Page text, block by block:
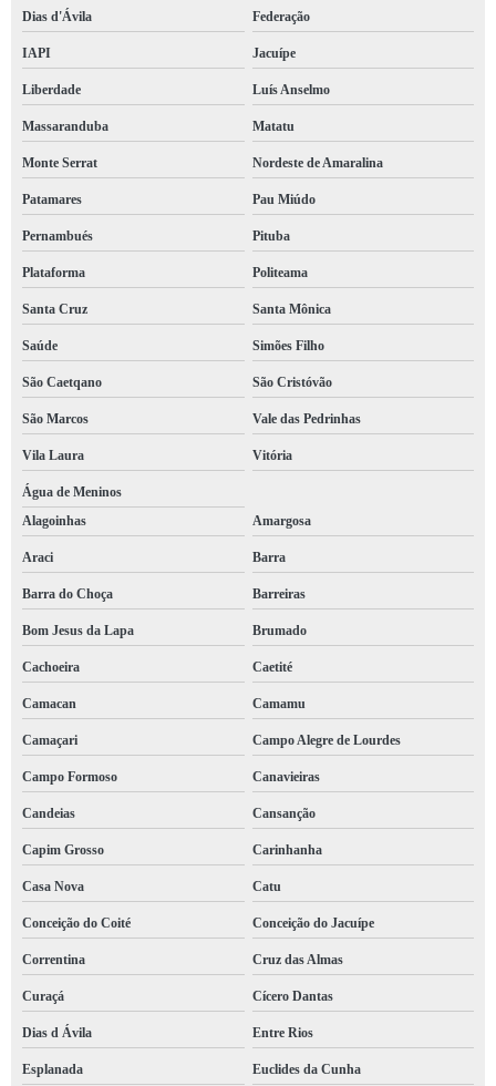
Dias d'Ávila Federação
IAPI Jacuípe
Liberdade Luís Anselmo
Massaranduba Matatu
Monte Serrat Nordeste de Amaralina
Patamares Pau Miúdo
Pernambués Pituba
Plataforma Politeama
Santa Cruz Santa Mônica
Saúde Simões Filho
São Caetqano São Cristóvão
São Marcos Vale das Pedrinhas
Vila Laura Vitória
Água de Meninos
Alagoinhas
Amargosa
Araci Barra
Barra do Choça Barreiras
Bom Jesus da Lapa Brumado
Cachoeira Caetité
Camacan Camamu
Camaçari Campo Alegre de Lourdes
Campo Formoso Canavieiras
Candeias Cansanção
Capim Grosso Carinhanha
Casa Nova Catu
Conceição do Coité Conceição do Jacuípe
Correntina Cruz das Almas
Curaçá Cícero Dantas
Dias d Ávila Entre Rios
Esplanada Euclides da Cunha